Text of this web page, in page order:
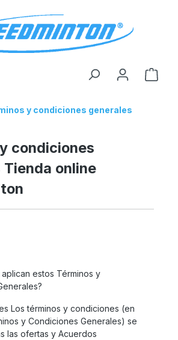
El
y condiciones generales
condiciones
online
aplican estos Términos y
Los términos y condiciones (en
y Condiciones Generales) se
las ofertas y Acuerdos